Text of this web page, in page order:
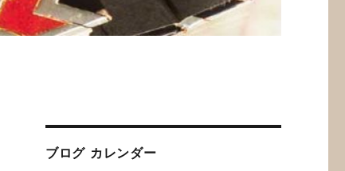
ブログ カレンダー